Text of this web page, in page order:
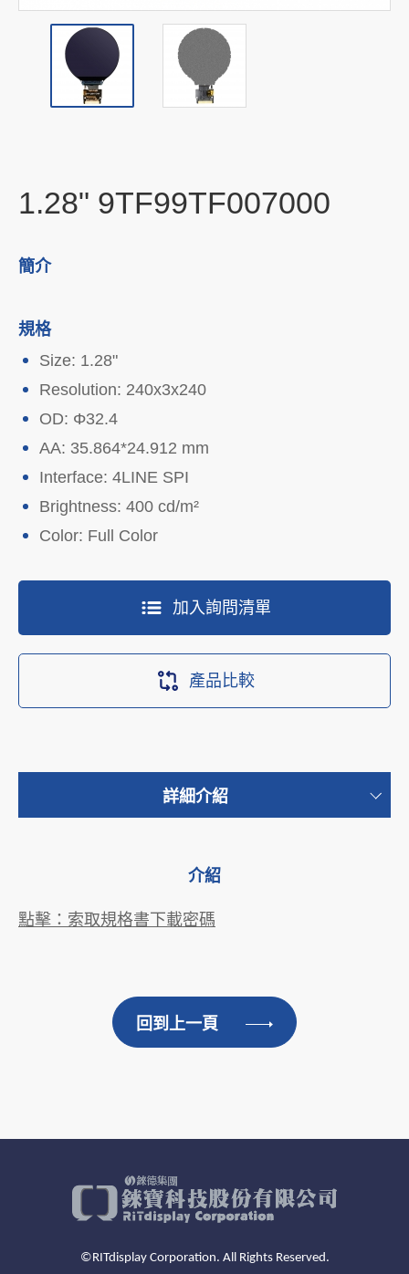
1.28" 9TF99TF007000
簡介
規格
Size: 1.28"
Resolution: 240x3x240
OD: Φ32.4
AA: 35.864*24.912 mm
Interface: 4LINE SPI
Brightness: 400 cd/m²
Color: Full Color
加入詢問清單
產品比較
詳細介紹
介紹
點擊：索取規格書下載密碼
回到上一頁
©RITdisplay Corporation. All Rights Reserved.